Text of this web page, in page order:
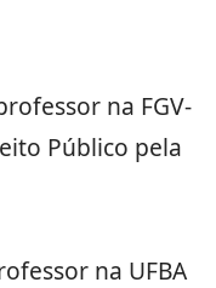
na FGV-
Público pela
na UFBA